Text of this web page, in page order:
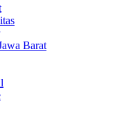
Barat